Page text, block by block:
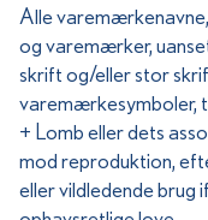
Alle
og varemærker,
skrift og/eller stor
varemærkesymboler,
+ Lomb eller dets
mod reproduktion,
eller vildledende brug